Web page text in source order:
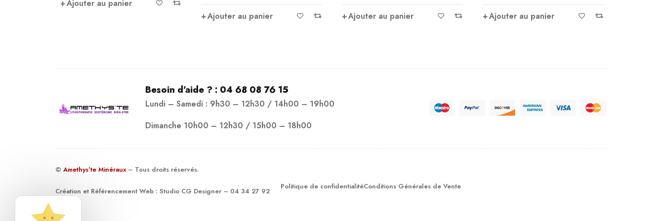
Ajouter au panier
Ajouter au panier
Ajouter au panier
Besoin d’aide ? : 04 68 08 76 15
Lundi – Samedi : 9h30 – 12h30 / 14h00 – 19h00
Dimanche 10h00 – 12h30 / 15h00 – 18h00
© Amethys’te Minéraux – Tous droits réservés.
Création et Référencement Web : Studio CG Designer – 04 34 27 92
Politique de confidentialitéConditions Générales de Vente